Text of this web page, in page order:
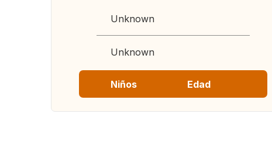
Unknown
Unknown
Niños Edad